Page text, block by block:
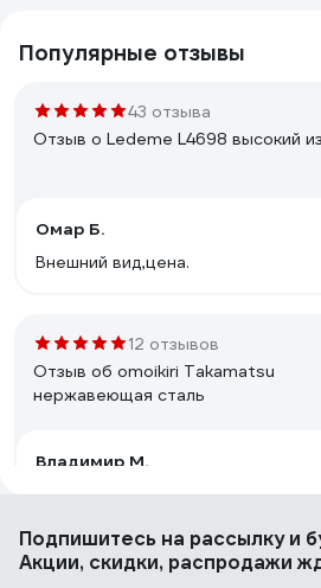
Популярные отзывы
43 отзыва
Отзыв о Ledeme L4698 высокий
Омар Б.
Внешний вид,цена.
12 отзывов
Отзыв об omoikiri Takamatsu
нержавеющая сталь
Владимир М.
Дизайн, материал,функционал.
83 отзыва
Подпишитесь на рассылкуи
Акции, скидки, распродажи